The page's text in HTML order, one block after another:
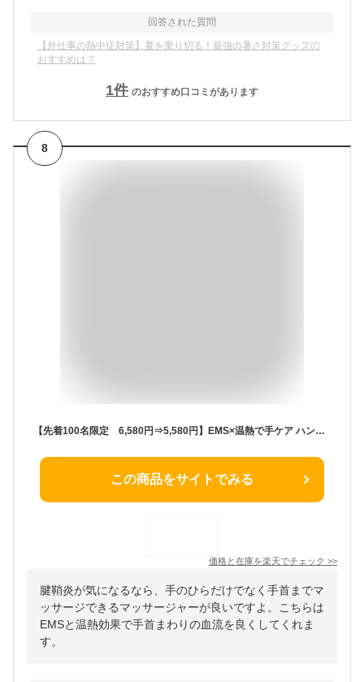
回答された質問
【外仕事の熱中症対策】夏を乗り切る！最強の暑さ対策グッズの
おすすめは？
1件 のおすすめ口コミがあります
8
【先着100名限定 6,580円⇒5,580円】EMS×温熱で手ケア ハンドケア 腱鞘炎 手首 マッサージ ハンドマッサージャー 手のひら ハンドマッサージ 産後 手首サポーター 腕 サポート 育児グッズ 敬老の日 プレゼント 誕生日 プレゼント 人気 母の日 プレゼント ギフト
この商品をサイトでみる
価格と在庫を楽天でチェック >>
腱鞘炎が気になるなら、手のひらだけでなく手首までマ
ッサージできるマッサージャーが良いですよ。こちらは
EMSと温熱効果で手首まわりの血流を良くしてくれま
す。